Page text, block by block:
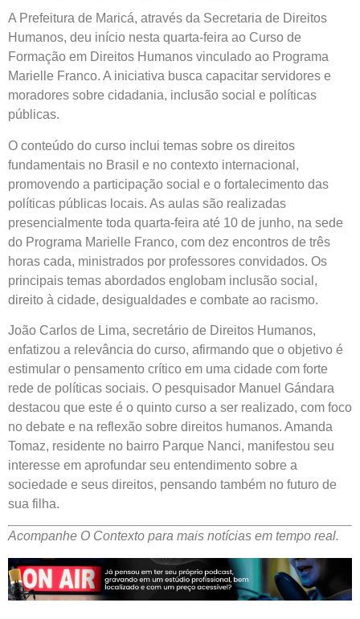
A Prefeitura de Maricá, através da Secretaria de Direitos
Humanos, deu início nesta quarta-feira ao Curso de
Formação em Direitos Humanos vinculado ao Programa
Marielle Franco. A iniciativa busca capacitar servidores e
moradores sobre cidadania, inclusão social e políticas
públicas.
O conteúdo do curso inclui temas sobre os direitos
fundamentais no Brasil e no contexto internacional,
promovendo a participação social e o fortalecimento das
políticas públicas locais. As aulas são realizadas
presencialmente toda quarta-feira até 10 de junho, na sede
do Programa Marielle Franco, com dez encontros de três
horas cada, ministrados por professores convidados. Os
principais temas abordados englobam inclusão social,
direito à cidade, desigualdades e combate ao racismo.
João Carlos de Lima, secretário de Direitos Humanos,
enfatizou a relevância do curso, afirmando que o objetivo é
estimular o pensamento crítico em uma cidade com forte
rede de políticas sociais. O pesquisador Manuel Gándara
destacou que este é o quinto curso a ser realizado, com foco
no debate e na reflexão sobre direitos humanos. Amanda
Tomaz, residente no bairro Parque Nanci, manifestou seu
interesse em aprofundar seu entendimento sobre a
sociedade e seus direitos, pensando também no futuro de
sua filha.
Acompanhe O Contexto para mais notícias em tempo real.